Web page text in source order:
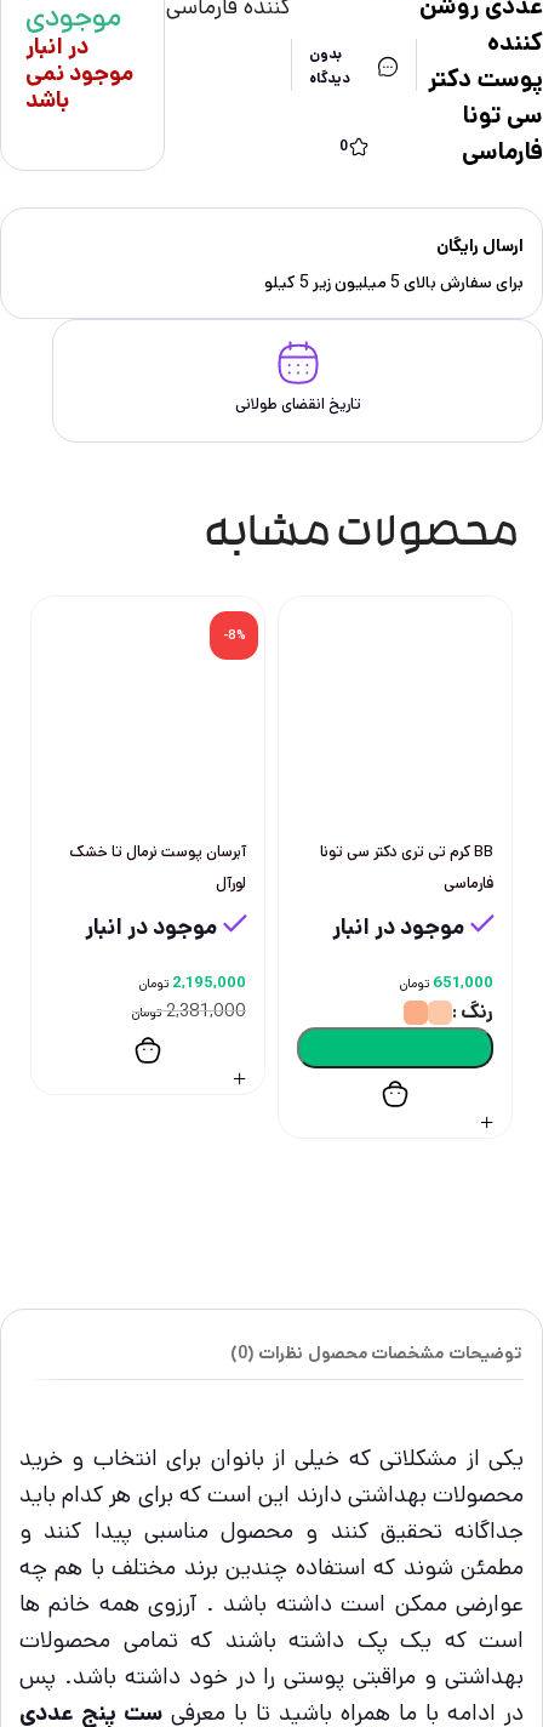
بدون
دیدگاه
0
عددی روشن
کننده
پوست دکتر
سی تونا
فارماسی
کننده فارماسی
موجودی
در انبار
موجود نمی
باشد
ارسال رایگان
برای سفارش‌ بالای 5 میلیون زیر 5 کیلو
تاریخ انقضای طولانی
محصولات مشابه
BB کرم تی تری دکتر سی تونا
فارماسی
موجود در انبار
651,000 تومان
رنگ
-8%
آبرسان پوست نرمال تا خشک
لورآل
موجود در انبار
2,381,000 تومان
2,195,000 تومان
توضیحات مشخصات محصول نظرات (0)
یکی از مشکلاتی که خیلی از بانوان برای انتخاب و خرید
محصولات بهداشتی دارند این است که برای هر کدام باید
جداگانه تحقیق کنند و محصول مناسبی پیدا کنند و
مطمئن شوند که استفاده چندین برند مختلف با هم چه
عوارضی ممکن است داشته باشد . آرزوی همه خانم ها
است که یک پک داشته باشند که تمامی محصولات
بهداشتی و مراقبتی پوستی را در خود داشته باشد. پس
در ادامه با ما همراه باشید تا با معرفی ست پنج عددی